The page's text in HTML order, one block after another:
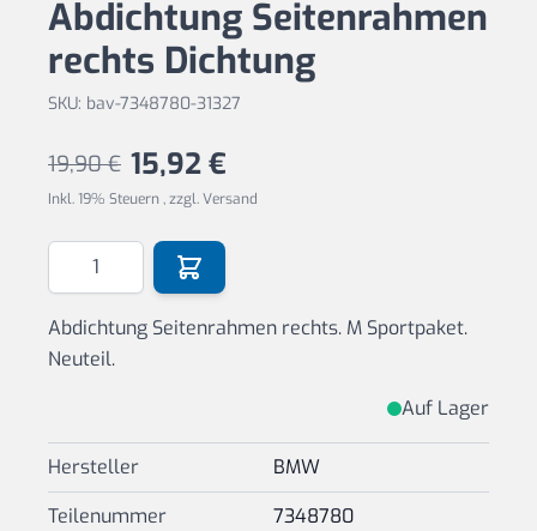
Abdichtung Seitenrahmen
rechts Dichtung
SKU: bav-7348780-31327
19,90 € 15,92 €
Inkl. 19% Steuern,zzgl.Versand
Menge
Abdichtung Seitenrahmen rechts. M Sportpaket.
Neuteil.
Auf Lager
Hersteller
BMW
Teilenummer
7348780